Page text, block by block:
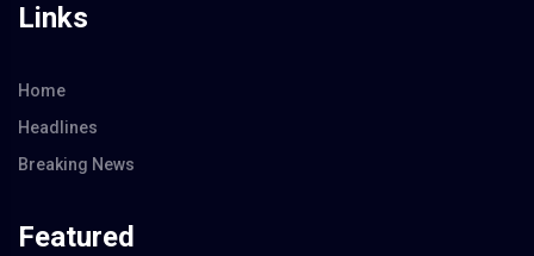
Links
Home
Headlines
Breaking News
Featured